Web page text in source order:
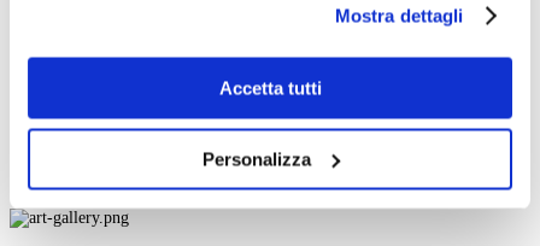
scelte privacy sui cookie, ti invitiamo a prendere visione
dell’informativa cookie.
Chiudendo il banner tramite la “X” prosegui la
navigazione senza alcuna profilazione e con installazione
il tuo consenso alla profilazione che potrai revocare in
Mostra dettagli
Accetta tutti
Personalizza
Y